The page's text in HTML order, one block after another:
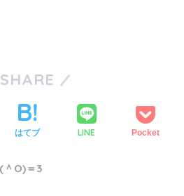
SHARE
はてブ LINE Pocket
＾O)＝3